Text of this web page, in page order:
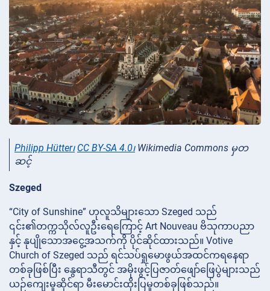
Philipp Hütter၊ CC BY-SA 4.0၊Wikimedia Commons မှတ
ဆင့်
Szeged
“City of Sunshine” ဟုလူသိများသော Szeged သည်
၎င်း၏တက္ကသိုလ်လူဦးရေကြောင့် Art Nouveau ဗိသုကာပညာ
နှင့် နုပျိုသောအငွေ့အသက်ကို ပိုင်ဆိုင်ထားသည်။ Votive
Church of Szeged သည် ရင်သပ်ရှုမောဖွယ်အထင်ကရနေရာ
တစ်ခုဖြစ်ပြီး နွေရာသီတွင် အမိုးဖွင့်ပြဇာတ်ဖျော်ဖြေပွဲများသည်
ယဉ်ကျေးမှုဆိုင်ရာ မီးမောင်းထိုးပြမှုတစ်ခုဖြစ်သည်။